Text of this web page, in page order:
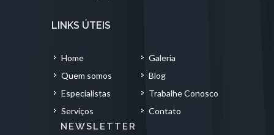
LINKS ÚTEIS
Home
Quem somos
Especialistas
Serviços
Galeria
Blog
Trabalhe Conosco
Contato
NEWSLETTER